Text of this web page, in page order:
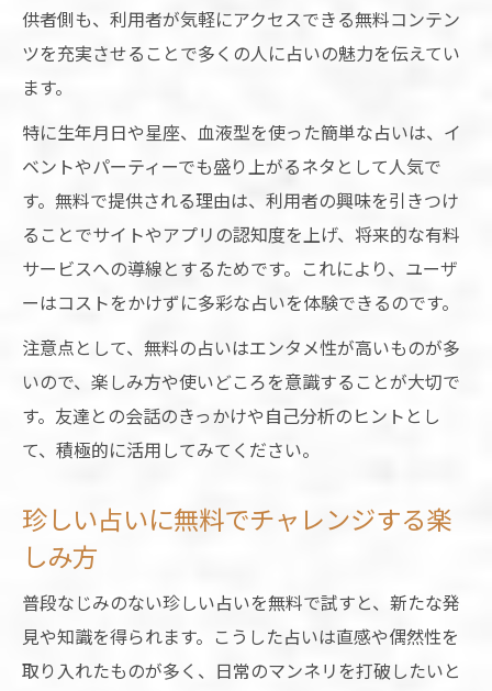
供者側も、利用者が気軽にアクセスできる無料コンテン
ツを充実させることで多くの人に占いの魅力を伝えてい
ます。
特に生年月日や星座、血液型を使った簡単な占いは、イ
ベントやパーティーでも盛り上がるネタとして人気で
す。無料で提供される理由は、利用者の興味を引きつけ
ることでサイトやアプリの認知度を上げ、将来的な有料
サービスへの導線とするためです。これにより、ユーザ
ーはコストをかけずに多彩な占いを体験できるのです。
注意点として、無料の占いはエンタメ性が高いものが多
いので、楽しみ方や使いどころを意識することが大切で
す。友達との会話のきっかけや自己分析のヒントとし
て、積極的に活用してみてください。
珍しい占いに無料でチャレンジする楽
しみ方
普段なじみのない珍しい占いを無料で試すと、新たな発
見や知識を得られます。こうした占いは直感や偶然性を
取り入れたものが多く、日常のマンネリを打破したいと